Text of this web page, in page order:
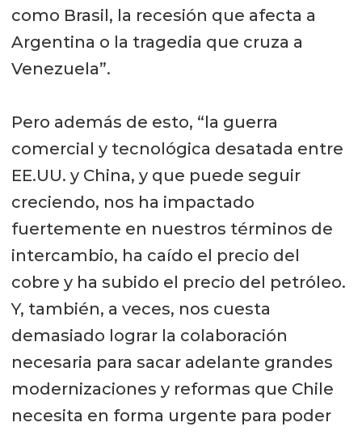
como Brasil, la recesión que afecta a
Argentina o la tragedia que cruza a
Venezuela”.
Pero además de esto, “la guerra
comercial y tecnológica desatada entre
EE.UU. y China, y que puede seguir
creciendo, nos ha impactado
fuertemente en nuestros términos de
intercambio, ha caído el precio del
cobre y ha subido el precio del petróleo.
Y, también, a veces, nos cuesta
demasiado lograr la colaboración
necesaria para sacar adelante grandes
modernizaciones y reformas que Chile
necesita en forma urgente para poder